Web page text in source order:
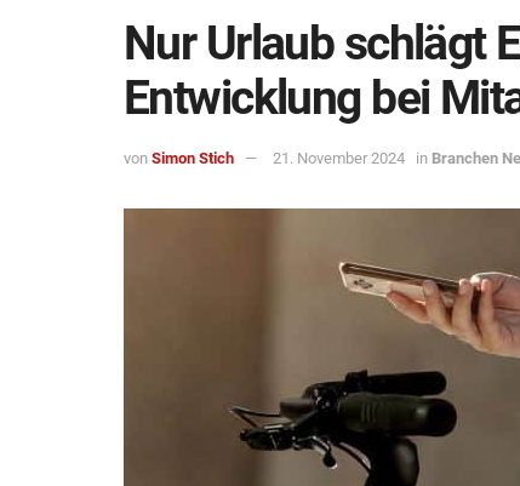
Nur Urlaub schlägt
Entwicklung bei
von Simon Stich 21. November 2024 in Branchen